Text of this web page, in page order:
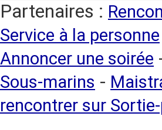
Partenaires :
Service à la personne
Annoncer une soirée
Sous-marins -
rencontrer sur